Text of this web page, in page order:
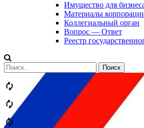
Имущество для
Материалы
Коллегиальный орган
Вопрос — Ответ
Реестр
Сообщений
категории
Теги